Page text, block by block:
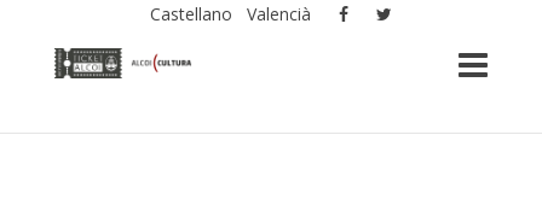
Castellano Valencià